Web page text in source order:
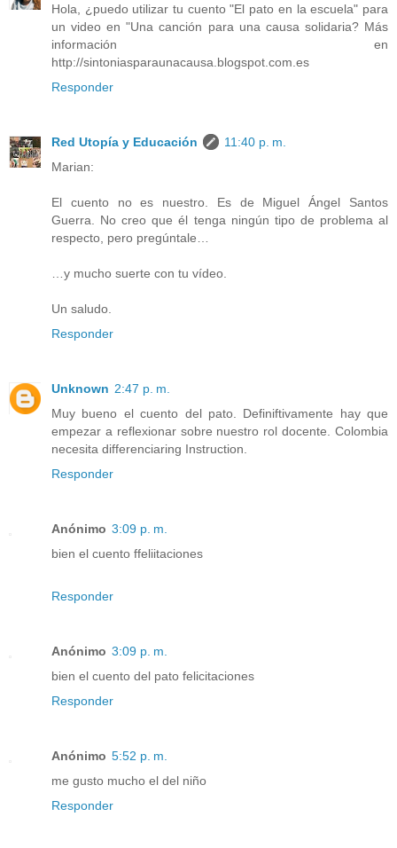
Hola, ¿puedo utilizar tu cuento "El pato en la escuela" para
un video en "Una canción para una causa solidaria? Más
información en
http://sintoniasparaunacausa.blogspot.com.es
Responder
Red Utopía y Educación
11:40 p. m.
Marian:
El cuento no es nuestro. Es de Miguel Ángel Santos
Guerra. No creo que él tenga ningún tipo de problema al
respecto, pero pregúntale…
…y mucho suerte con tu vídeo.
Un saludo.
Responder
Unknown 2:47 p. m.
Muy bueno el cuento del pato. Definiftivamente hay que
empezar a reflexionar sobre nuestro rol docente. Colombia
necesita differenciaring Instruction.
Responder
Anónimo 3:09 p. m.
bien el cuento ffeliitaciones
Responder
Anónimo 3:09 p. m.
bien el cuento del pato felicitaciones
Responder
Anónimo 5:52 p. m.
me gusto mucho el del niño
Responder